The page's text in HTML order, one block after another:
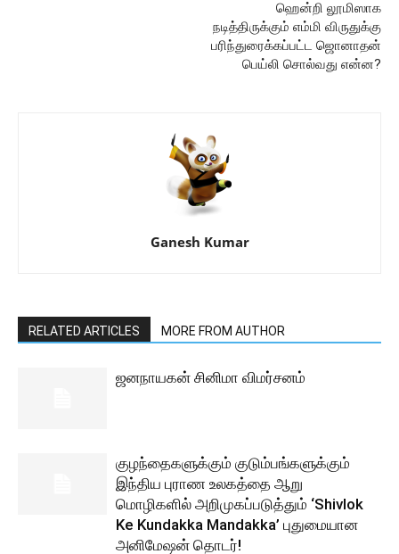
ஹென்றி லூமிஸாக
நடித்திருக்கும் எம்மி விருதுக்கு
பரிந்துரைக்கப்பட்ட ஜொனாதன்
பெய்லி சொல்வது என்ன?
Ganesh Kumar
RELATED ARTICLES MORE FROM AUTHOR
ஜனநாயகன் சினிமா விமர்சனம்
குழந்தைகளுக்கும் குடும்பங்களுக்கும்
இந்திய புராண உலகத்தை ஆறு
மொழிகளில் அறிமுகப்படுத்தும் ‘Shivlok
Ke Kundakka Mandakka’ புதுமையான
அனிமேஷன் தொடர்!